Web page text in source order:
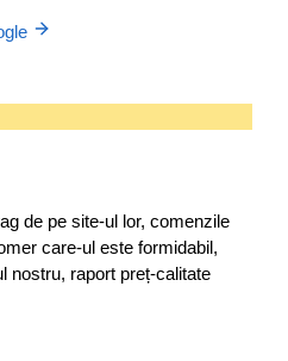
de pe site-ul lor, comenzile
care-ul este formidabil,
nostru, raport preț-calitate